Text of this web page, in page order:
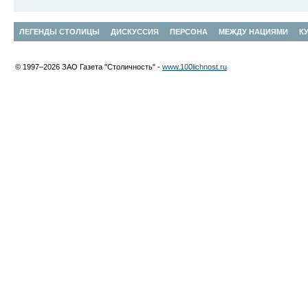
ЛЕГЕНДЫ СТОЛИЦЫ ДИСКУССИЯ ПЕРСОНА МЕЖДУ НАЦИЯМИ
© 1997–2026 ЗАО Газета "Столичность" - www.100lichnost.ru